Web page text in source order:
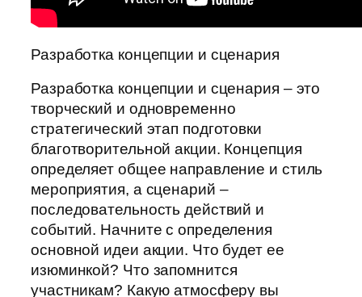
Разработка концепции и сценария
Разработка концепции и сценария – это
творческий и одновременно
стратегический этап подготовки
благотворительной акции. Концепция
определяет общее направление и стиль
мероприятия, а сценарий –
последовательность действий и
событий. Начните с определения
основной идеи акции. Что будет ее
изюминкой? Что запомнится
участникам? Какую атмосферу вы